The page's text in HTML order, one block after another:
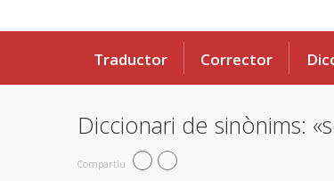
Traductor Corrector
Diccionari de sinònims:
Compartiu